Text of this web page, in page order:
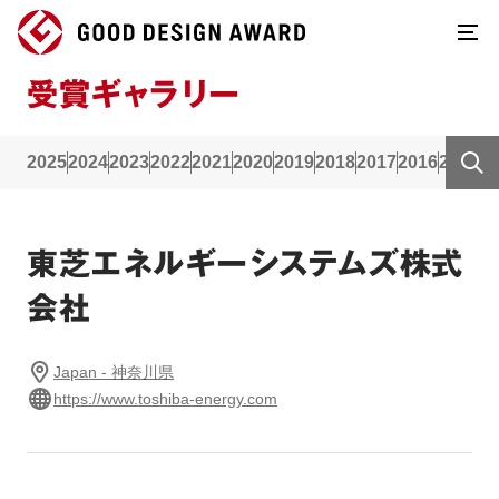
受賞ギャラリー
20252024202320222021202020192018201720162015
東芝エネルギーシステムズ株式
会社
Japan - 神奈川県
https://www.toshiba-energy.com